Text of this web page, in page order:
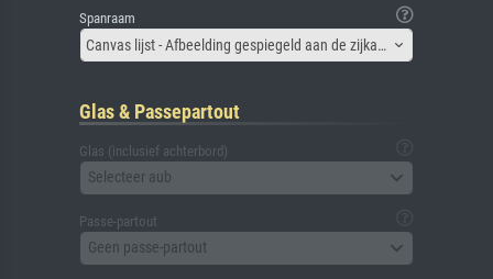
Spanraam
Canvas lijst - Afbeelding gespiegeld aan de zijkant
Glas & Passepartout
Glas (inclusief achterbord)
Selecteer aub
Passe-partout
Geen passe-partout